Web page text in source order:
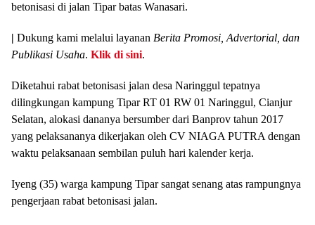
betonisasi di jalan Tipar batas Wanasari.
| Dukung kami melalui layanan Berita Promosi, Advertorial, dan
Publikasi Usaha. Klik di sini.
Diketahui rabat betonisasi jalan desa Naringgul tepatnya
dilingkungan kampung Tipar RT 01 RW 01 Naringgul, Cianjur
Selatan, alokasi dananya bersumber dari Banprov tahun 2017
yang pelaksananya dikerjakan oleh CV NIAGA PUTRA dengan
waktu pelaksanaan sembilan puluh hari kalender kerja.
Iyeng (35) warga kampung Tipar sangat senang atas rampungnya
pengerjaan rabat betonisasi jalan.